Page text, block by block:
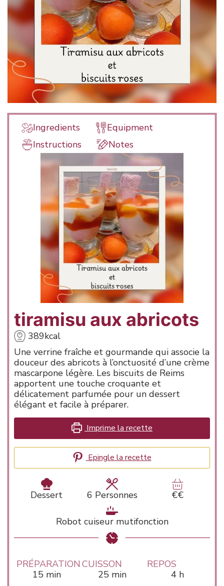
Ingredients
Equipment
Instructions
Notes
tiramisu aux abricots
389kcal
Une verrine fraîche et gourmande qui associe la
douceur des abricots à l’onctuosité d’une crème
mascarpone légère. Les biscuits de Reims
apportent une touche croquante et
délicatement parfumée pour un dessert
élégant et facile à préparer.
Imprime la recette
Epingle la recette
Dessert 6 Personnes €€
Robot cuiseur mutifonction
PRÉPARATION
15minutes
min
CUISSON
25minutes
min
REPOS
4heures
h